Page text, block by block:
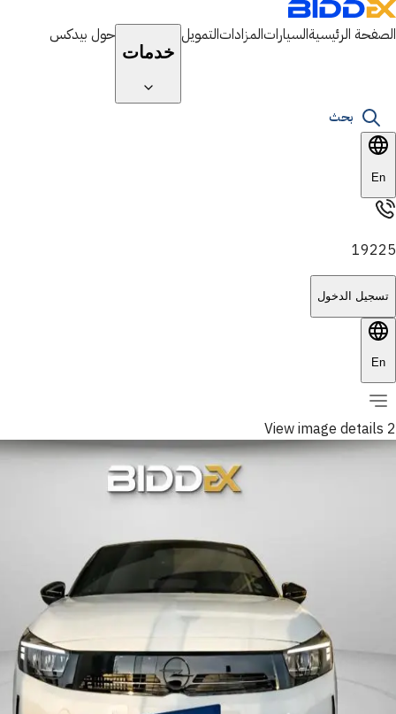
الصفحة الرئيسيةالسياراتالمزاداتالتمويل
خدمات
حول بيدكس
بحث
En
19225
تسجيل الدخول
En
View image details 2